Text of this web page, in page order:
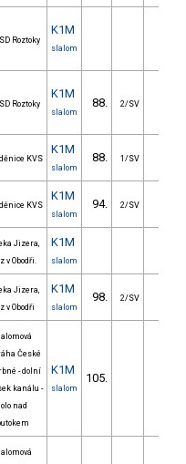
Roztoky
K1M
slalom
Roztoky
K1M
slalom
88. 2/SV
KVS
K1M
slalom
88. 1/SV
KVS
K1M
slalom
94. 2/SV
Jizera,
v Obodři.
K1M
slalom
Jizera,
v Obodři
K1M
slalom
98. 2/SV
České
- dolní
kanálu -
nad
K1M
slalom
105.